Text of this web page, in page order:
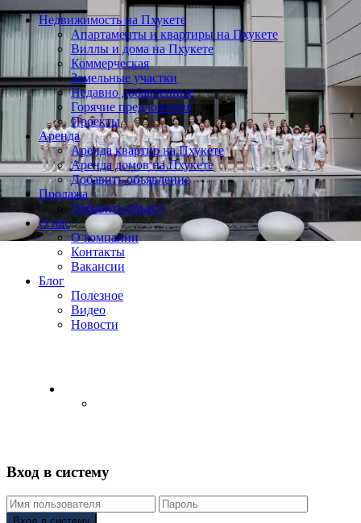
Недвижимость на Пхукете
Апартаменты и квартиры на Пхукете
Виллы и дома на Пхукете
Коммерческая
Земельные участки
Недавно добавленные
Горячие предложения
Проекты
Аренда
Аренда квартир на Пхукете
Аренда домов на Пхукете
Добавить объявление
Продажа
Добавить объект
О нас
О компании
Контакты
Вакансии
Блог
Полезное
Видео
Новости
Вход в систему